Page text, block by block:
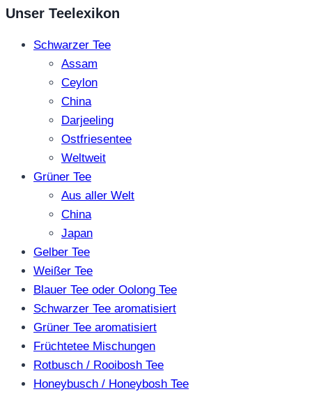
Unser Teelexikon
Schwarzer Tee
Assam
Ceylon
China
Darjeeling
Ostfriesentee
Weltweit
Grüner Tee
Aus aller Welt
China
Japan
Gelber Tee
Weißer Tee
Blauer Tee oder Oolong Tee
Schwarzer Tee aromatisiert
Grüner Tee aromatisiert
Früchtetee Mischungen
Rotbusch / Rooibosh Tee
Honeybusch / Honeybosh Tee